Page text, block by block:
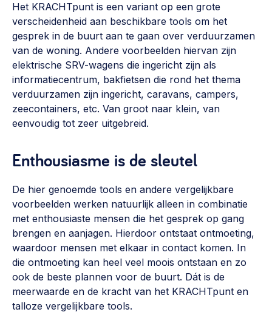
gebiedsontwikkeling>
Het KRACHTpunt is een variant op een grote
verscheidenheid aan beschikbare tools om het
gesprek in de buurt aan te gaan over verduurzamen
van de woning. Andere voorbeelden hiervan zijn
elektrische SRV-wagens die ingericht zijn als
informatiecentrum, bakfietsen die rond het thema
verduurzamen zijn ingericht, caravans, campers,
zeecontainers, etc. Van groot naar klein, van
eenvoudig tot zeer uitgebreid.
Enthousiasme is de sleutel
De hier genoemde tools en andere vergelijkbare
voorbeelden werken natuurlijk alleen in combinatie
met enthousiaste mensen die het gesprek op gang
brengen en aanjagen. Hierdoor ontstaat ontmoeting,
waardoor mensen met elkaar in contact komen. In
die ontmoeting kan heel veel moois ontstaan en zo
ook de beste plannen voor de buurt. Dát is de
meerwaarde en de kracht van het KRACHTpunt en
talloze vergelijkbare tools.